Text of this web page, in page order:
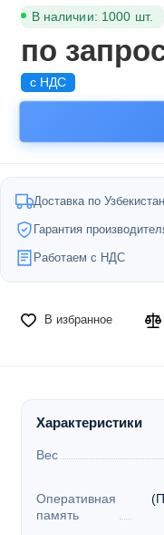
В наличии: 1000 шт.
по
с НДС
Доставка по
Гарантия
Работаем с НДС
В избранное
Характеристики
Вес
Оперативная
память